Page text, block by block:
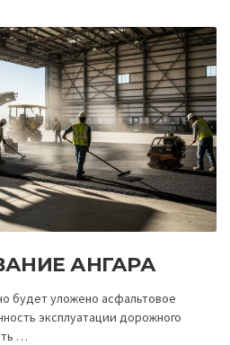
АНГАРА
будет уложено асфальтовое
эксплуатации дорожного
…